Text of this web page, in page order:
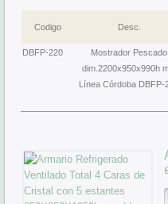
Codigo Desc.
DBFP-220
Mostrador Pescado
dim.2200x950x990h
Línea Córdoba DBFP-